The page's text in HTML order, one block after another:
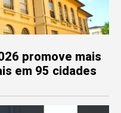
promove mais
em 95 cidades